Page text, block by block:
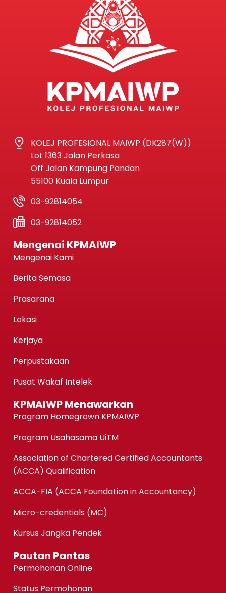
KOLEJ PROFESIONAL MAIWP (DK287(W))
Lot 1363 Jalan Perkasa
Off Jalan Kampung Pandan
55100 Kuala Lumpur
03-92814054
03-92814052
Mengenai KPMAIWP
Mengenai Kami
Berita Semasa
Prasarana
Lokasi
Kerjaya
Perpustakaan
Pusat Wakaf Intelek
KPMAIWP Menawarkan
Program Homegrown KPMAIWP
Program Usahasama UiTM
Association of Chartered Certified Accountants
(ACCA) Qualification
ACCA-FIA (ACCA Foundation in Accountancy)
Micro-credentials (MC)
Kursus Jangka Pendek
Pautan Pantas
Permohonan Online
Status Permohonan